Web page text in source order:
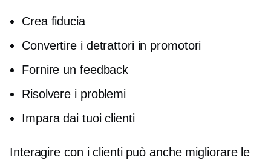
Crea fiducia
Convertire i detrattori in promotori
Fornire un feedback
Risolvere i problemi
Impara dai tuoi clienti
Interagire con i clienti può anche migliorare le